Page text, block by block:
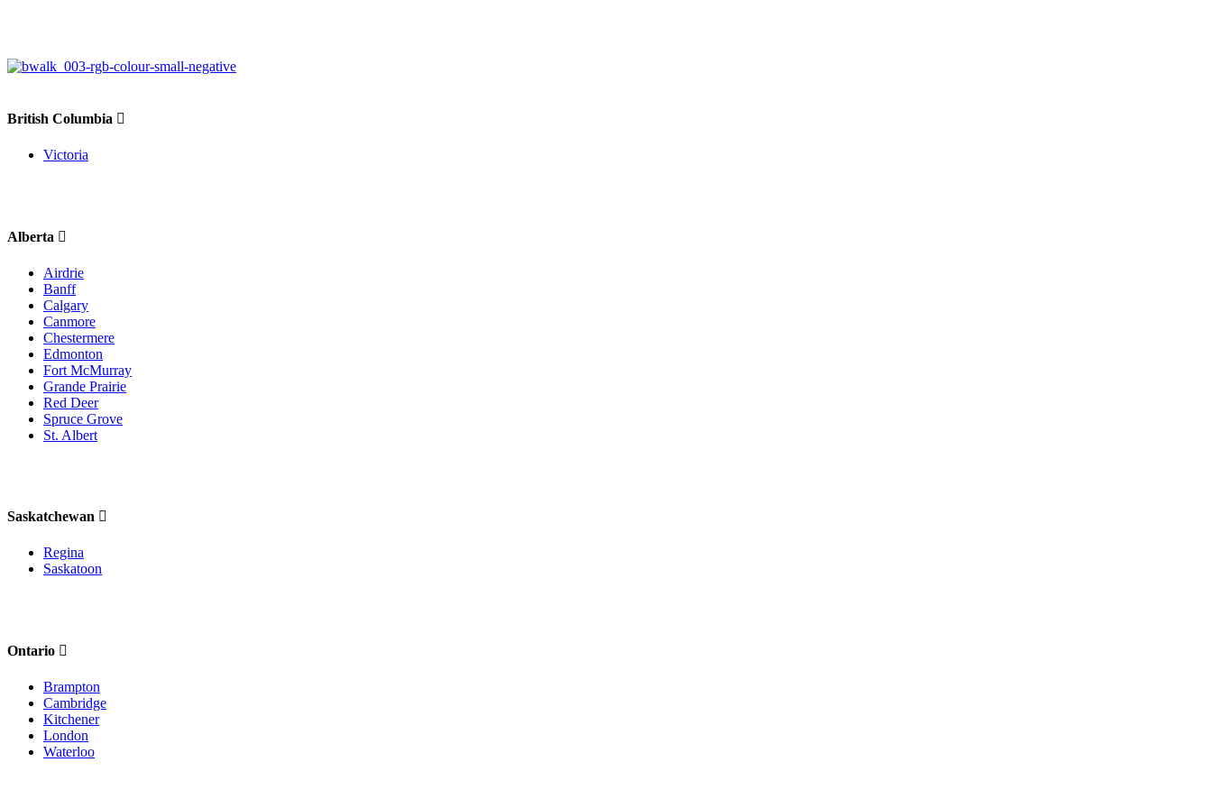
British Columbia
Victoria
Alberta
Airdrie
Banff
Calgary
Canmore
Chestermere
Edmonton
Fort McMurray
Grande Prairie
Red Deer
Spruce Grove
St. Albert
Saskatchewan
Regina
Saskatoon
Ontario
Brampton
Cambridge
Kitchener
London
Waterloo